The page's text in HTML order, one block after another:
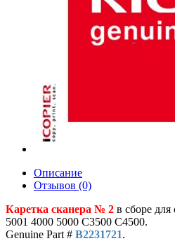
Описание
Отзывов (0)
Каретка сканера № 2 в сборе
5001 4000 5000 C3500 C4500.
Genuine Part # B2231721.